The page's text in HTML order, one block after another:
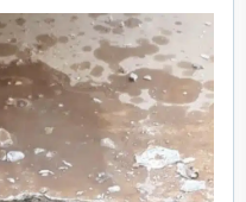
خدمات التنظيف
خدمات مكافحة الحشرات
خدمات نقل اثاث